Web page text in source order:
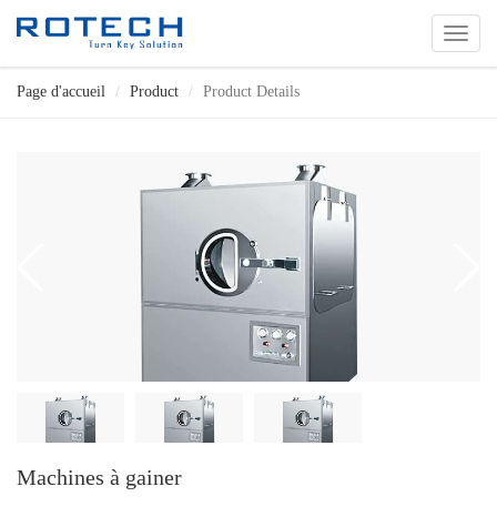
切
换
Page d'accueil Product Product Details
Machines à gainer